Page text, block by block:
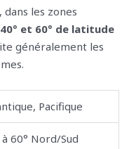
dans les zones
40° et 60° de latitude
généralement les
Pacifique
à 60° Nord/Sud